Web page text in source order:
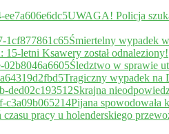
UWAGA! Policja
Śmiertelny wypadek
letni Ksawery został odnaleziony!
Śledztwo w sprawie
Tragiczny wypadek
Skrajna
Pijana spowodowała
czasu pracy u holenderskiego